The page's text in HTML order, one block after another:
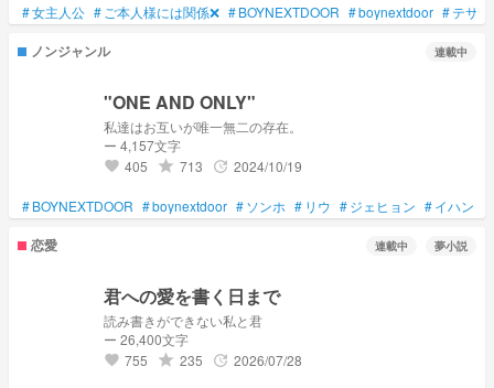
#女主人公 # ご本人様には関係❌ #BOYNEXTDOOR #boynextdoor #テサン
ノンジャンル 連載中
"ONE AND ONLY"
私達はお互いが唯一無二の存在。
ー 4,157文字
favorite 405 grade 713 update 2024/10/19
#BOYNEXTDOOR #boynextdoor #ソンホ # リウ #ジェヒョン #イハン
恋愛 連載中 夢小説
君への愛を書く日まで
読み書きができない私と君
ー 26,400文字
favorite 755 grade 235 update 2026/07/28